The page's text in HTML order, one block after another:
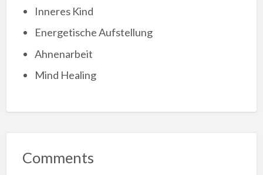
Inneres Kind
Energetische Aufstellung
Ahnenarbeit
Mind Healing
Comments